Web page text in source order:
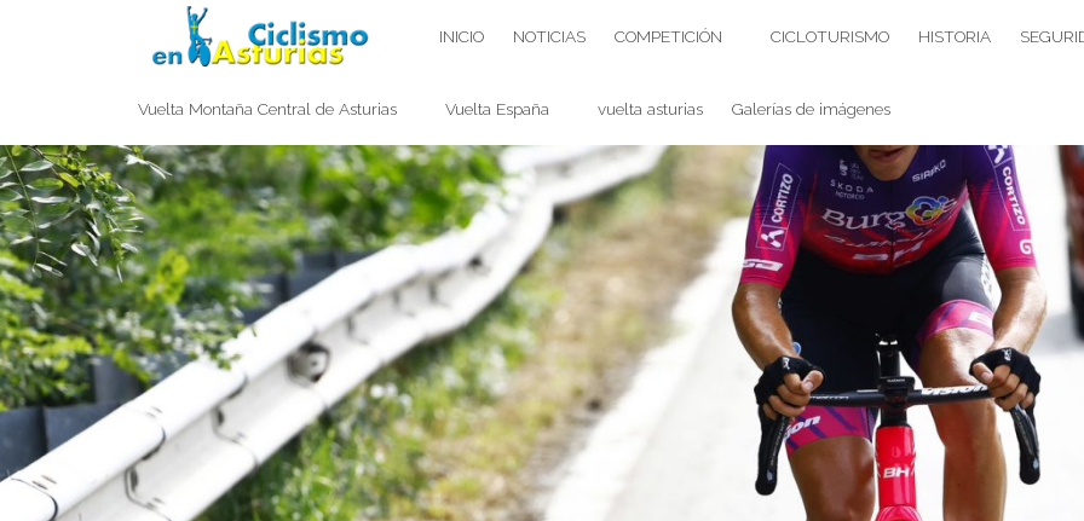
CICLISMO EN ASTURIAS INICIO NOTICIAS COMPETICIÓN CICLOTURISMO HISTORIA
Vuelta Montaña Central de Asturias Vuelta España vuelta asturias Galerías de imágenes